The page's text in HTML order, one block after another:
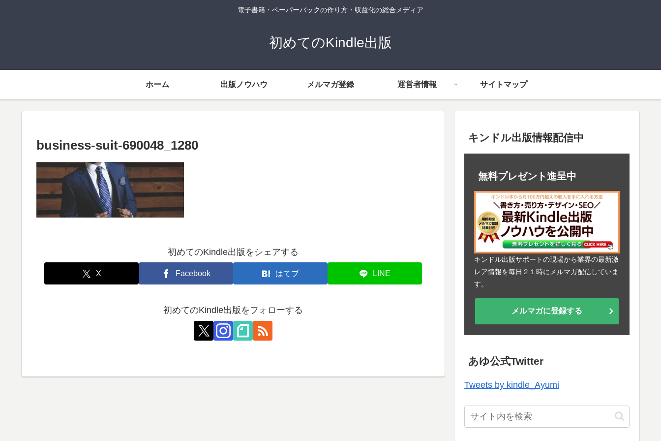
電子書籍・ペーパーバックの作り方・収益化の総合メディア
初めてのKindle出版
ホーム 出版ノウハウ メルマガ登録 運営者情報 サイトマップ
business-suit-690048_1280
初めてのKindle出版をシェアする
X Facebook はてブ LINE
初めてのKindle出版をフォローする
キンドル出版情報配信中
無料プレゼント進呈中
キンドル出版サポートの現場から業界の最新激
レア情報を毎日２１時にメルマガ配信していま
す。
メルマガに登録する
あゆ公式Twitter
Tweets by kindle_Ayumi